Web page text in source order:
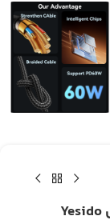
کابل تایپ سی به تایپ سی یسیدو مدل Yesido